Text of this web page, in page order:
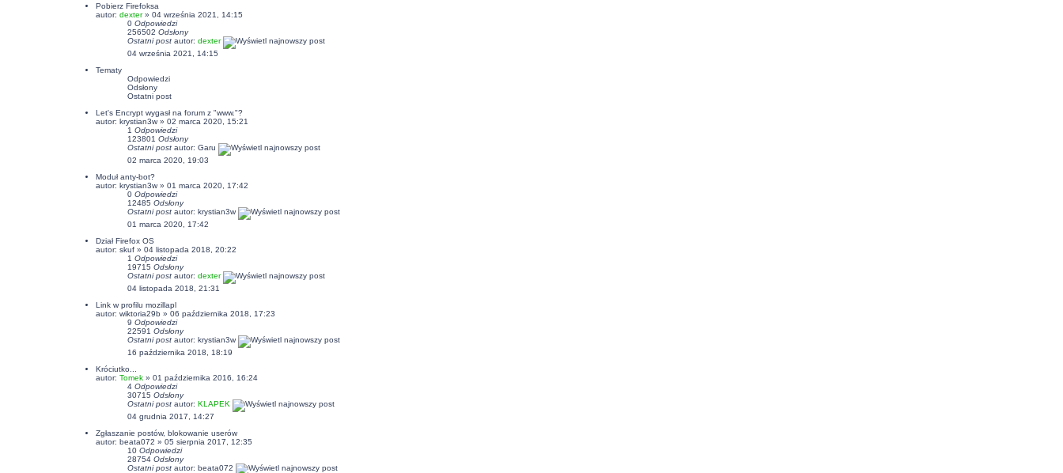
Pobierz Firefoksa
autor: dexter» 04 września 2021, 14:15
0 Odpowiedzi
256502 Odsłony
Ostatni post autor: dexter
04 września 2021, 14:15
Tematy
Odpowiedzi
Odsłony
Ostatni post
Let's Encrypt wygasł na forum z "www."?
autor: krystian3w» 02 marca 2020, 15:21
1 Odpowiedzi
123801 Odsłony
Ostatni post autor: Garu
02 marca 2020, 19:03
Moduł anty-bot?
autor: krystian3w» 01 marca 2020, 17:42
0 Odpowiedzi
12485 Odsłony
Ostatni post autor: krystian3w
01 marca 2020, 17:42
Dział Firefox OS
autor: skuf» 04 listopada 2018, 20:22
1 Odpowiedzi
19715 Odsłony
Ostatni post autor: dexter
04 listopada 2018, 21:31
Link w profilu mozillapl
autor: wiktoria29b» 06 października 2018, 17:23
9 Odpowiedzi
22591 Odsłony
Ostatni post autor: krystian3w
16 października 2018, 18:19
Króciutko...
autor: Tomek» 01 października 2016, 16:24
4 Odpowiedzi
30715 Odsłony
Ostatni post autor: KLAPEK
04 grudnia 2017, 14:27
Zgłaszanie postów, blokowanie userów
autor: beata072 » 05 sierpnia 2017, 12:35
10 Odpowiedzi
28754 Odsłony
Ostatni post autor: beata072